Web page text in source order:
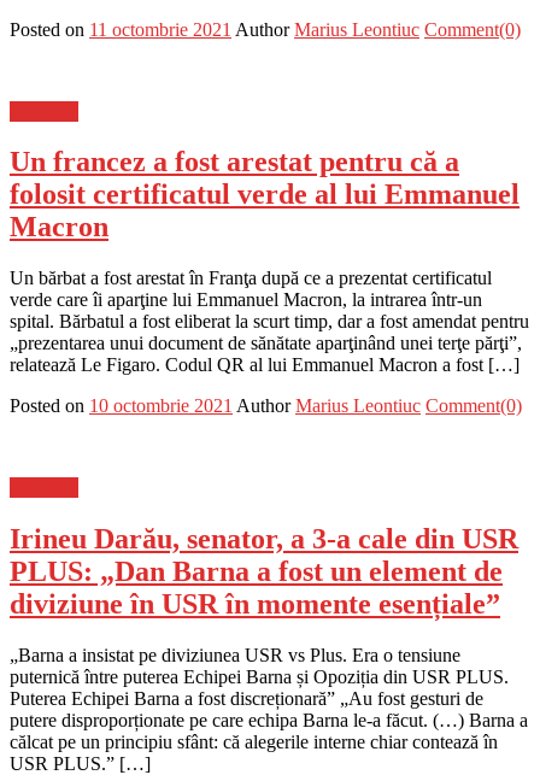
Posted on 11 octombrie 2021 Author Marius Leontiuc Comment(0)
Un francez a fost arestat pentru că a
folosit certificatul verde al lui Emmanuel
Macron
Un bărbat a fost arestat în Franţa după ce a prezentat certificatul
verde care îi aparţine lui Emmanuel Macron, la intrarea într-un
spital. Bărbatul a fost eliberat la scurt timp, dar a fost amendat pentru
„prezentarea unui document de sănătate aparţinând unei terţe părţi”,
relatează Le Figaro. Codul QR al lui Emmanuel Macron a fost […]
Posted on 10 octombrie 2021 Author Marius Leontiuc Comment(0)
Irineu Darău, senator, a 3-a cale din USR
PLUS: „Dan Barna a fost un element de
diviziune în USR în momente esențiale”
„Barna a insistat pe diviziunea USR vs Plus. Era o tensiune
puternică între puterea Echipei Barna și Opoziția din USR PLUS.
Puterea Echipei Barna a fost discreționară” „Au fost gesturi de
putere disproporționate pe care echipa Barna le-a făcut. (…) Barna a
călcat pe un principiu sfânt: că alegerile interne chiar contează în
USR PLUS.” […]